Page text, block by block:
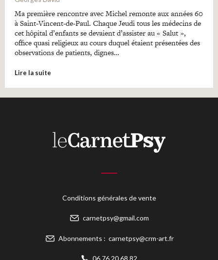
Ma première rencontre avec Michel remonte aux années 60
à Saint-Vincent-de-Paul. Chaque Jeudi tous les médecins de
cet hôpital d’enfants se devaient d’assister au « Salut »,
office quasi religieux au cours duquel étaient présentées des
observations de patients, dignes…
Lire la suite
Conditions générales de vente
carnetpsy@gmail.com
Abonnements : carnetpsy@crm-art.fr
06 76 20 68 82